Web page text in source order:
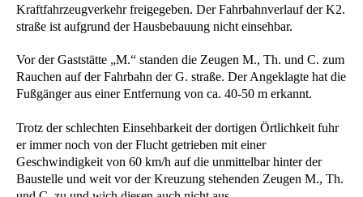
Kraftfahrzeugverkehr freigegeben. Der Fahrbahnverlauf der K2.
straße ist aufgrund der Hausbebauung nicht einsehbar.
Vor der Gaststätte „M.“ standen die Zeugen M., Th. und C. zum
Rauchen auf der Fahrbahn der G. straße. Der Angeklagte hat die
Fußgänger aus einer Entfernung von ca. 40-50 m erkannt.
Trotz der schlechten Einsehbarkeit der dortigen Örtlichkeit fuhr
er immer noch von der Flucht getrieben mit einer
Geschwindigkeit von 60 km/h auf die unmittelbar hinter der
Baustelle und weit vor der Kreuzung stehenden Zeugen M., Th.